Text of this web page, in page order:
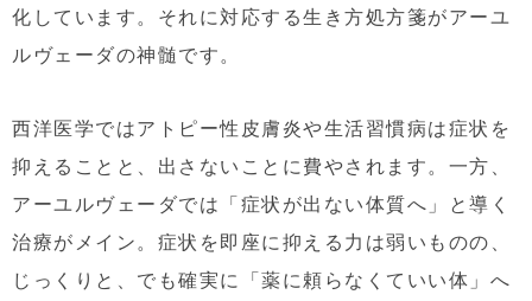
化しています。それに対応する生き方処方箋がアーユ
ルヴェーダの神髄です。
西洋医学ではアトピー性皮膚炎や生活習慣病は症状を
抑えることと、出さないことに費やされます。一方、
アーユルヴェーダでは「症状が出ない体質へ」と導く
治療がメイン。症状を即座に抑える力は弱いものの、
じっくりと、でも確実に「薬に頼らなくていい体」へ